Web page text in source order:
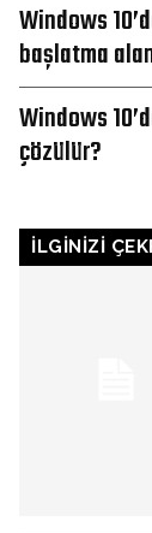
Windows
başlatma
Windows
çözülür?
İLGİNİZİ